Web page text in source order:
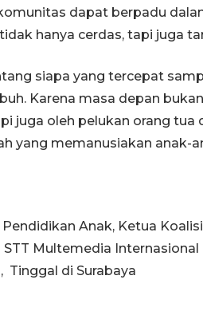
dapat berpadu
hanya cerdas, tapi juga
siapa yang tercepat
Karena masa depan
juga oleh pelukan orang tua
yang memanusiakan anak-
Anak, Ketua
Multemedia
Tinggal di Surabaya
10